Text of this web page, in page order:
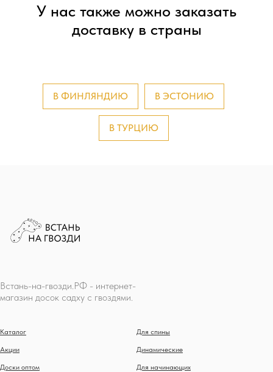
У нас также можно заказать
доставку в страны
В ФИНЛЯНДИЮ В ЭСТОНИЮ
В ТУРЦИЮ
Встань-на-гвозди.РФ - интернет-
магазин досок садху с гвоздями.
Каталог
Акции
Доски оптом
Для спины
Динамические
Для начинающих